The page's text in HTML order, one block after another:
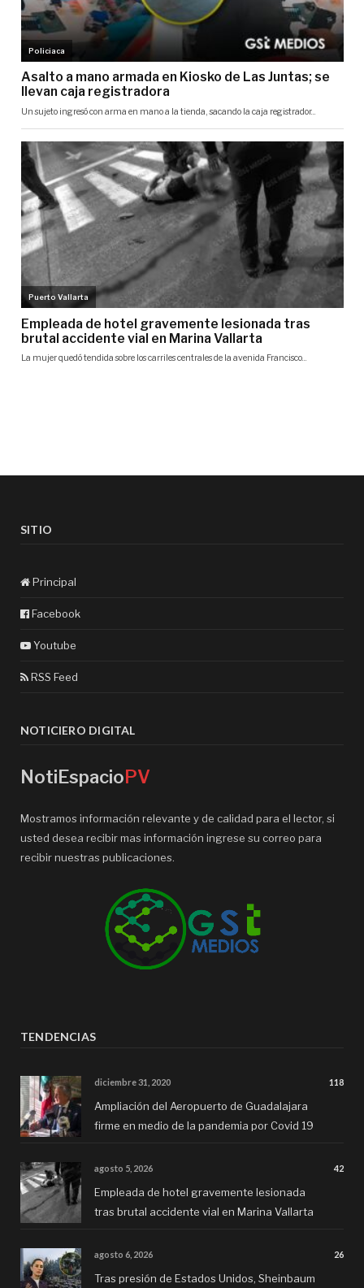
SITIO
Principal
Facebook
Youtube
RSS Feed
NOTICIERO DIGITAL
NotiEspacioPV
Mostramos información relevante y de calidad para el lector, si
usted desea recibir mas información ingrese su correo para
recibir nuestras publicaciones.
TENDENCIAS
diciembre 31, 2020 118
Ampliación del Aeropuerto de Guadalajara
firme en medio de la pandemia por Covid 19
agosto 5, 2026 42
Empleada de hotel gravemente lesionada
tras brutal accidente vial en Marina Vallarta
agosto 6, 2026 26
Tras presión de Estados Unidos, Sheinbaum